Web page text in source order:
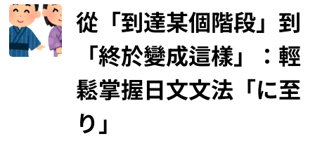
從「到達某個階段」到
「終於變成這樣」：輕
鬆掌握日文文法「に至
り」